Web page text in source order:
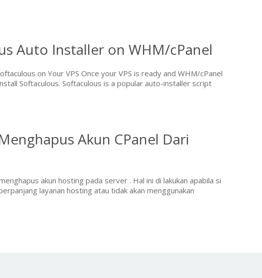
Auto Installer on WHM/cPanel
on Your VPS Once your VPS is ready and WHM/cPanel
Softaculous. Softaculous is a popular auto-installer script
Akun CPanel Dari
akun hosting pada server . Hal ini di lakukan apabila si
layanan hosting atau tidak akan menggunakan